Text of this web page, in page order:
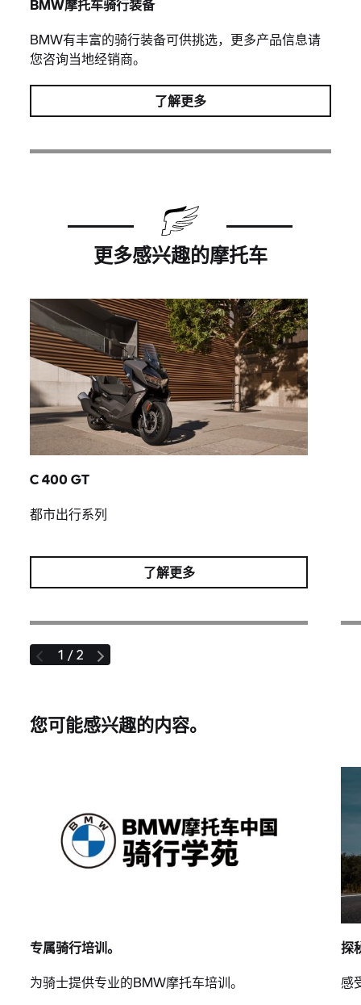
BMW摩托车骑行装备
BMW有丰富的骑行装备可供挑选，更多产品信息请
您咨询当地经销商。
了解更多
更多感兴趣的摩托车
C 400 GT
都市出行系列
了解更多
1 / 2
您可能感兴趣的内容。
专属骑行培训。
为骑士提供专业的BMW摩托车培训。
探
感